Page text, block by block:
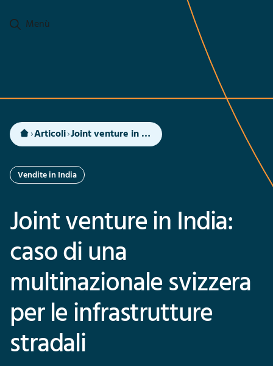
Menù
Articoli Joint venture in India: caso di una multinazionale svizzera per le infrastrutture stradali
Vendite in India
Joint venture in India:
caso di una
multinazionale svizzera
per le infrastrutture
stradali